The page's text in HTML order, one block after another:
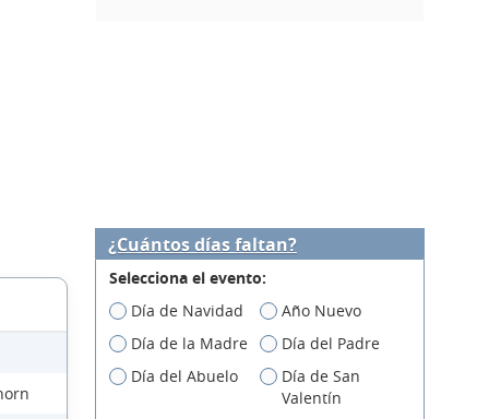
¿Cuántos días faltan?
Selecciona el evento:
Día de Navidad
Año Nuevo
Día de la Madre
Día del Padre
Día del Abuelo
Día de San
Valentín